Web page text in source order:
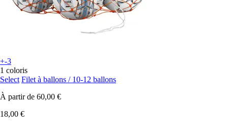
+-3
1 coloris
Select Filet à ballons / 10-12 ballons
À partir de 60,00 €
18,00 €